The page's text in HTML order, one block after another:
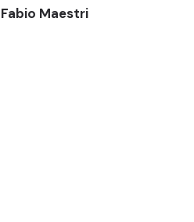
Fabio Maestri